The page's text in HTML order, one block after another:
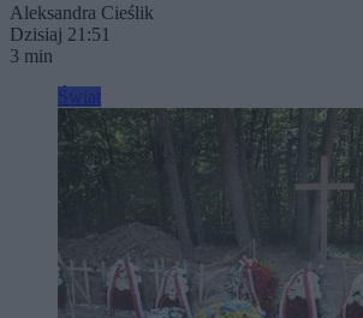
Aleksandra Cieślik
Dzisiaj 21:51
3 min